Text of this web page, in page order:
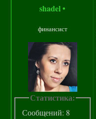
shadel•
финансист
Статистика:
Сообщений: 8